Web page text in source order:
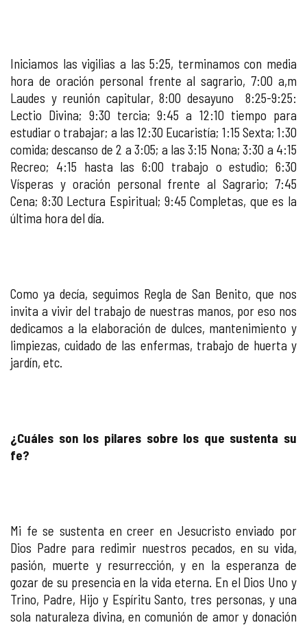
Iniciamos las vigilias a las 5:25, terminamos con media
hora de oración personal frente al sagrario, 7:00 a,m
Laudes y reunión capitular, 8:00 desayuno 8:25-9:25:
Lectio Divina; 9:30 tercia; 9:45 a 12:10 tiempo para
estudiar o trabajar; a las 12:30 Eucaristía; 1:15 Sexta; 1:30
comida; descanso de 2 a 3:05; a las 3:15 Nona; 3:30 a 4:15
Recreo; 4:15 hasta las 6:00 trabajo o estudio; 6:30
Vísperas y oración personal frente al Sagrario; 7:45
Cena; 8:30 Lectura Espiritual; 9:45 Completas, que es la
última hora del día.
Como ya decía, seguimos Regla de San Benito, que nos
invita a vivir del trabajo de nuestras manos, por eso nos
dedicamos a la elaboración de dulces, mantenimiento y
limpiezas, cuidado de las enfermas, trabajo de huerta y
jardín, etc.
¿Cuáles son los pilares sobre los que sustenta su
fe?
Mi fe se sustenta en creer en Jesucristo enviado por
Dios Padre para redimir nuestros pecados, en su vida,
pasión, muerte y resurrección, y en la esperanza de
gozar de su presencia en la vida eterna. En el Dios Uno y
Trino, Padre, Hijo y Espíritu Santo, tres personas, y una
sola naturaleza divina, en comunión de amor y donación